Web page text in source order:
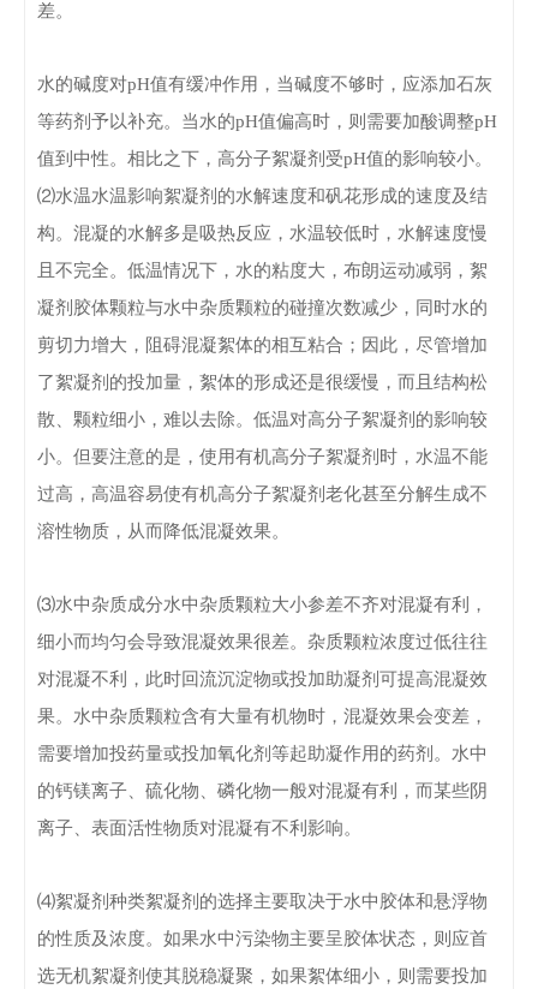
差。
水的碱度对pH值有缓冲作用，当碱度不够时，应添加石灰
等药剂予以补充。当水的pH值偏高时，则需要加酸调整pH
值到中性。相比之下，高分子絮凝剂受pH值的影响较小。
⑵水温水温影响絮凝剂的水解速度和矾花形成的速度及结
构。 混凝的水解多是吸热反应，水温较低时，水解速度慢
且不完全。 低温情况下，水的粘度大，布朗运动减弱，絮
凝剂胶体颗粒与水中杂质颗粒的碰撞次数减少，同时水的
剪切力增大，阻碍混凝絮体的相互粘合； 因此，尽管增加
了絮凝剂的投加量，絮体的形成还是很缓慢，而且结构松
散、颗粒细小，难以去除。 低温对高分子絮凝剂的影响较
小。 但要注意的是，使用有机高分子絮凝剂时，水温不能
过高，高温容易使有机高分子絮凝剂老化甚至分解生成不
溶性物质，从而降低混凝效果。
⑶水中杂质成分水中杂质颗粒大小参差不齐对混凝有利，
细小而均匀会导致混凝效果很差。 杂质颗粒浓度过低往往
对混凝不利，此时回流沉淀物或投加助凝剂可提高混凝效
果。 水中杂质颗粒含有大量有机物时，混凝效果会变差，
需要增加投药量或投加氧化剂等起助凝作用的药剂。 水中
的钙镁离子、硫化物、磷化物一般对混凝有利，而某些阴
离子、表面活性物质对混凝有不利影响。
⑷絮凝剂种类絮凝剂的选择主要取决于水中胶体和悬浮物
的性质及浓度。 如果水中污染物主要呈胶体状态，则应首
选无机絮凝剂使其脱稳凝聚，如果絮体细小，则需要投加